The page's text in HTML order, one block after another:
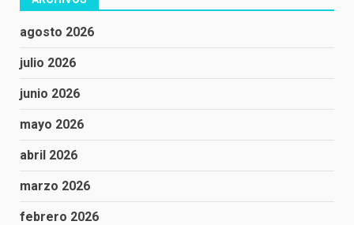
agosto 2026
julio 2026
junio 2026
mayo 2026
abril 2026
marzo 2026
febrero 2026